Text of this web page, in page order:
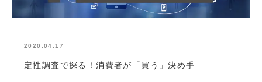
2020.04.17
定性調査で探る！消費者が「買う」決め手